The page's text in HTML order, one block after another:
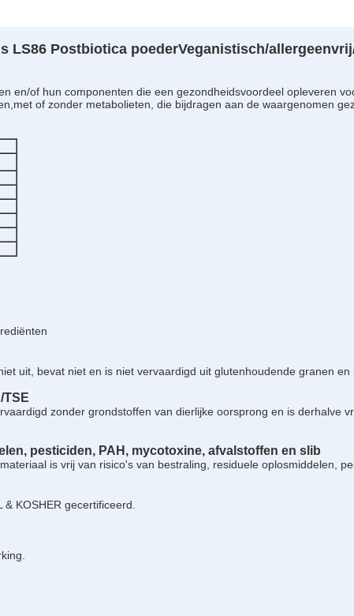
LS86 Postbiotica poederVeganistisch/
en/of hun componenten die een gezondheidsvoordeel opleveren
of zonder metabolieten, die bijdragen aan de waargenomen
uit, bevat niet en is niet vervaardigd uit glutenhoudende granen en
TSE
zonder grondstoffen van dierlijke oorsprong en is derhalve
pesticiden, PAH, mycotoxine, afvalstoffen en slib
is vrij van risico's van bestraling, residuele oplosmiddelen,
KOSHER gecertificeerd.